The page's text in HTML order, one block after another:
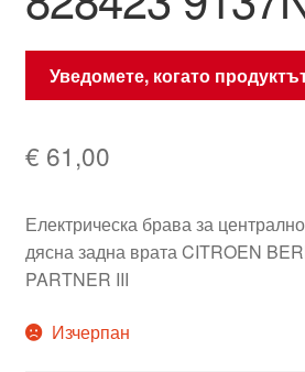
Уведомете, когато
€ 61,00
Електрическа брава за
дясна задна врата CITROEN
PARTNER III
Изчерпан